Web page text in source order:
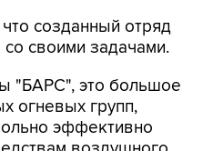
созданный отряд
своими задачами.
"БАРС", это большое
огневых групп,
эффективно